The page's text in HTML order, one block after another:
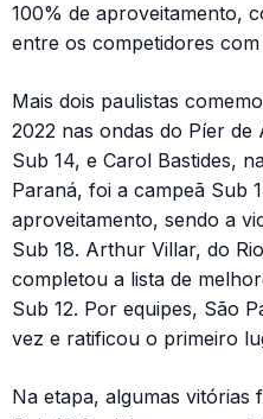
100% de aproveitamento,
entre os competidores com
Mais dois paulistas
2022 nas ondas do Píer de
Sub 14, e Carol Bastides,
Paraná, foi a campeã Sub
aproveitamento, sendo a
Sub 18. Arthur Villar, do
completou a lista de
Sub 12. Por equipes, São
vez e ratificou o primeiro
Na etapa, algumas vitórias